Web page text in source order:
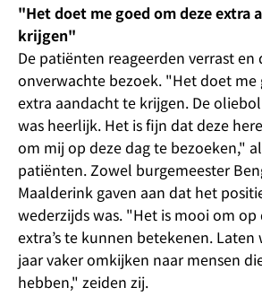
"Het doet me goed om deze extra
krijgen"
De patiënten reageerden verrast
onverwachte bezoek. "Het doet me
extra aandacht te krijgen. De
was heerlijk. Het is fijn dat deze
om mij op deze dag te bezoeken,"
patiënten. Zowel burgemeester
Maalderink gaven aan dat het
wederzijds was. "Het is mooi om op
extra’s te kunnen betekenen.
jaar vaker omkijken naar mensen
hebben," zeiden zij.